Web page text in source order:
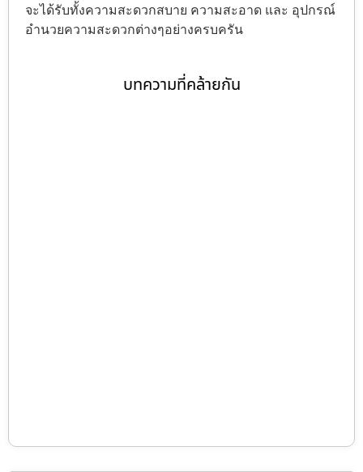
จะได้รับทั้งความสะดวกสบาย ความสะอาด และ อุปกรณ์
อำนวยความสะดวกต่างๆอย่างครบครัน
บทความที่คล้ายกัน